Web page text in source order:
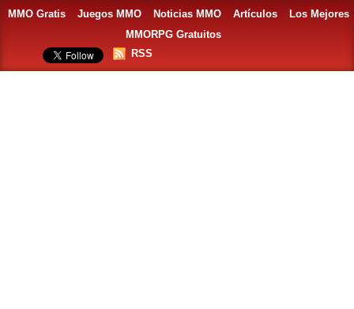
MMO Gratis Juegos MMO Noticias MMO Artículos
Los Mejores
MMORPG Gratuitos
RSS